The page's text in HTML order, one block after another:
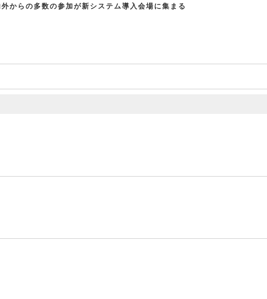
らの多数の参加が新システム導入会場に集まる